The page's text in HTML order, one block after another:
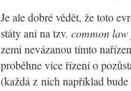
Je ale dobré vědět, že toto
státy ani na tzv. common law
zemi nevázanou tímto
proběhne více řízení o
(každá z nich například